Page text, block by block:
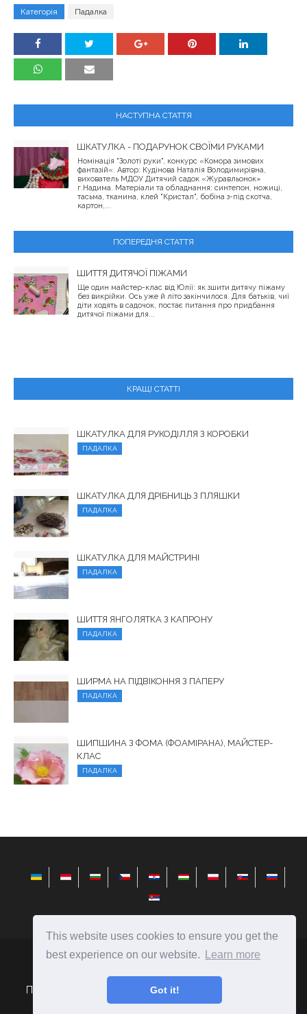
This website uses cookies to ensure you get the
best experience on our website.
Learn more
Got it!
Категорія Падалка
НАСТУПНА СТАТТЯ
ШКАТУЛКА - ПОДАРУНОК СВОЇМИ РУКАМИ
Номінація "Золоті руки", конкурс «Комора зимових
фантазій«. Автор: Кудінова Наталія Володимирівна,
вихователь МДОУ Дитячий садок «Журавльонок»
г.Надима. Матеріали та обладнання: синтепон, ножиці,
тасьма, тканина, клей "Кристал", бобіна з-під скотча,
картон,...
ПОПЕРЕДНЯ СТАТТЯ
ШИТТЯ ДИТЯЧОЇ ПІЖАМИ
Ще один майстер-клас від Юлії: як зшити дитячу піжаму
без викрійки. Ось уже й літо закінчилося. Для батьків, чиї
діти ходять в садочок, постає питання про придбання
дитячої піжами для...
КРАЩІ СТАТТІ
ШКАТУЛКА ДЛЯ РУКОДІЛЛЯ З КОРОБКИ
ПАДАЛКА
ШКАТУЛКА ДЛЯ ДРІБНИЦЬ З ПЛЯШКИ
ПАДАЛКА
ШКАТУЛКА ДЛЯ МАЙСТРИНІ
ПАДАЛКА
ШИТТЯ ЯНГОЛЯТКА З КАПРОНУ
ПАДАЛКА
ШИРМА НА ПІДВІКОННЯ З ПАПЕРУ
ПАДАЛКА
ШИПШИНА З ФОМА (ФОАМІРАНА), МАЙСТЕР-
КЛАС
ПАДАЛКА
2026
Поради щодо вибору подарунків і створення їх своїми
руками.